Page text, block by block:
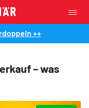
++
– was